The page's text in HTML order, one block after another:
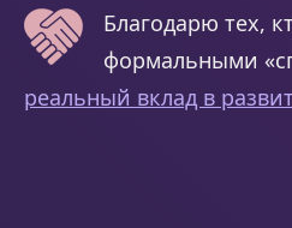
Благодарю тех,
формальными
реальный вклад в